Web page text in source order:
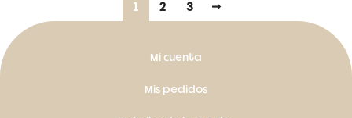
1 2 3 →
Mi cuenta
Mis pedidos